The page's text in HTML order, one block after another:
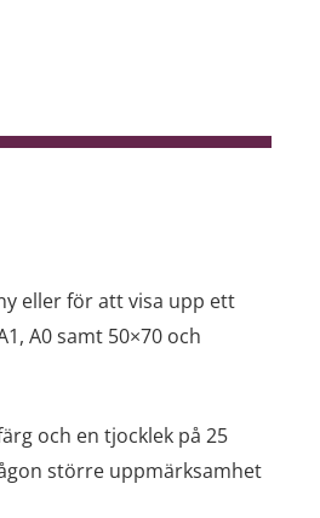
eller för att visa upp ett
A0 samt 50×70 och
och en tjocklek på 25
större uppmärksamhet